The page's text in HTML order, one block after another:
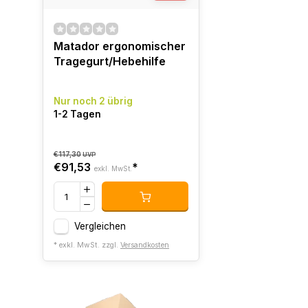
Matador ergonomischer
Tragegurt/Hebehilfe
Nur noch 2 übrig
1-2 Tagen
€117,30UVP
€91,53 exkl. MwSt. *
Vergleichen
* exkl. MwSt. zzgl. Versandkosten